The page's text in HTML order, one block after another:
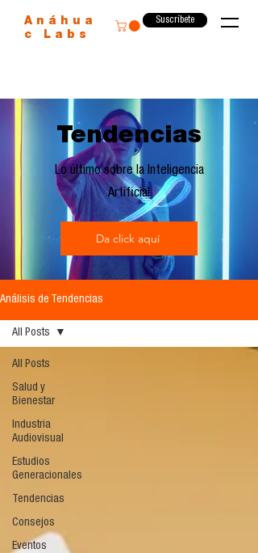
Anáhua
c Labs
Suscríbete
Tendencias
Lo último sobre la Inteligencia
Artificial
Da click aquí
Análisis de Tendencias
All Posts
Salud y
Bienestar
Industria
Audiovisual
Estudios
Generacionales
Tendencias
Consejos
Eventos
All Posts